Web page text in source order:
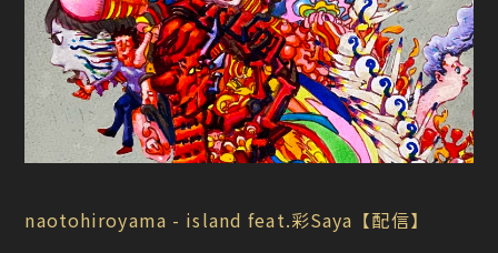
naotohiroyama - island feat.彩Saya【配信】